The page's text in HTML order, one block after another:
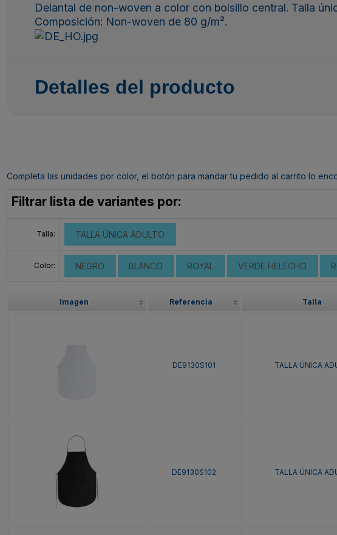
Delantal de non-woven a color con bolsillo central. Talla
Composición: Non-woven de 80 g/m².
Detalles del producto
Completa las unidades por color, el botón para mandar tu pedido al carrito lo
Filtrar lista de variantes por:
Talla: TALLA ÚNICA ADULTO
Color: NEGRO BLANCO ROYAL VERDE HELECHO
Imagen Referencia Talla
DE9130S101 TALLA ÚNICA
DE9130S102 TALLA ÚNICA